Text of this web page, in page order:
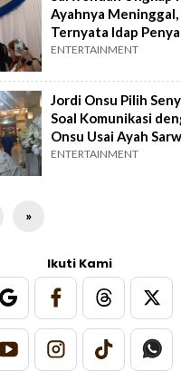
Ayahnya Meninggal,
Ternyata Idap
ENTERTAINMENT
Jordi Onsu Pilih
Soal Komunikasi
Onsu Usai Ayah
Meninggal
ENTERTAINMENT
»
Ikuti Kami